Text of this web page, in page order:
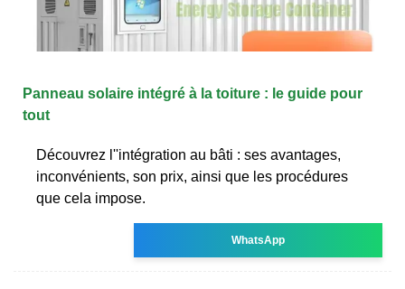
Panneau solaire intégré à la toiture : le guide pour
tout
Découvrez l''intégration au bâti : ses avantages,
inconvénients, son prix, ainsi que les procédures
que cela impose.
WhatsApp